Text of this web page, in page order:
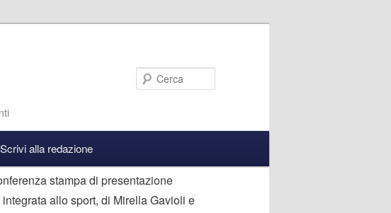
Scrivi alla redazione
stampa di presentazione
allo sport, di Mirella Gavioli e